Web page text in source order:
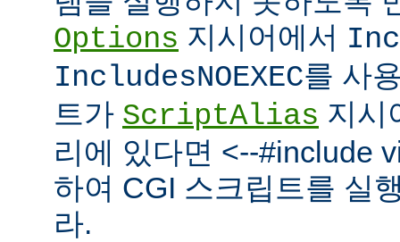
Options 지시어에서
IncludesNOEXEC를 사
트가 ScriptAlias 지시
리에 있다면 <--#include
하여 CGI 스크립트를 실
라.